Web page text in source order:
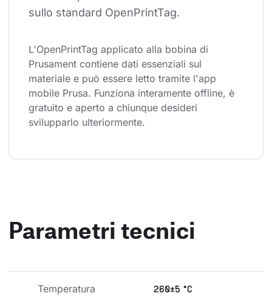
sullo standard OpenPrintTag.
L'OpenPrintTag applicato alla bobina di
Prusament contiene dati essenziali sul
materiale e può essere letto tramite l'app
mobile Prusa. Funziona interamente offline, è
gratuito e aperto a chiunque desideri
svilupparlo ulteriormente.
Parametri tecnici
Temperatura
260±5 °C